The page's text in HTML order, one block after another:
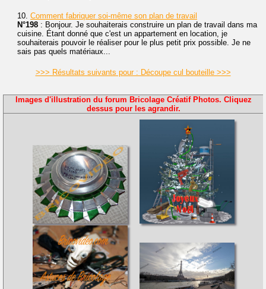
10. Comment fabriquer soi-même son plan de travail
N°198 : Bonjour. Je souhaiterais construire un plan de travail dans ma
cuisine. Étant donné que c'est un appartement en location, je
souhaiterais pouvoir le réaliser pour le plus petit prix possible. Je ne
sais pas quels matériaux...
>>> Résultats suivants pour : Découpe cul bouteille >>>
Images d'illustration du forum Bricolage Créatif Photos. Cliquez
dessus pour les agrandir.